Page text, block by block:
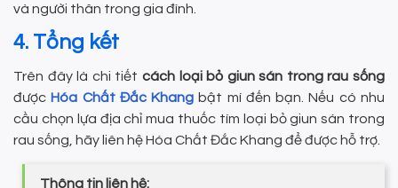
và người thân trong gia đình.
4. Tổng kết
Trên đây là chi tiết cách loại bỏ giun sán trong rau sống
đượcHóa Chất Đắc Khang bật mí đến bạn. Nếu có nhu
cầu chọn lựa địa chỉ mua thuốc tím loại bỏ giun sán trong
rau sống, hãy liên hệ Hóa Chất Đắc Khang để được hỗ trợ.
Thông tin liên hệ: